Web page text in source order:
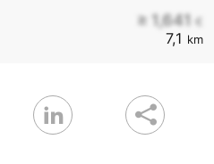
≥ 1,641 €
7,1 km